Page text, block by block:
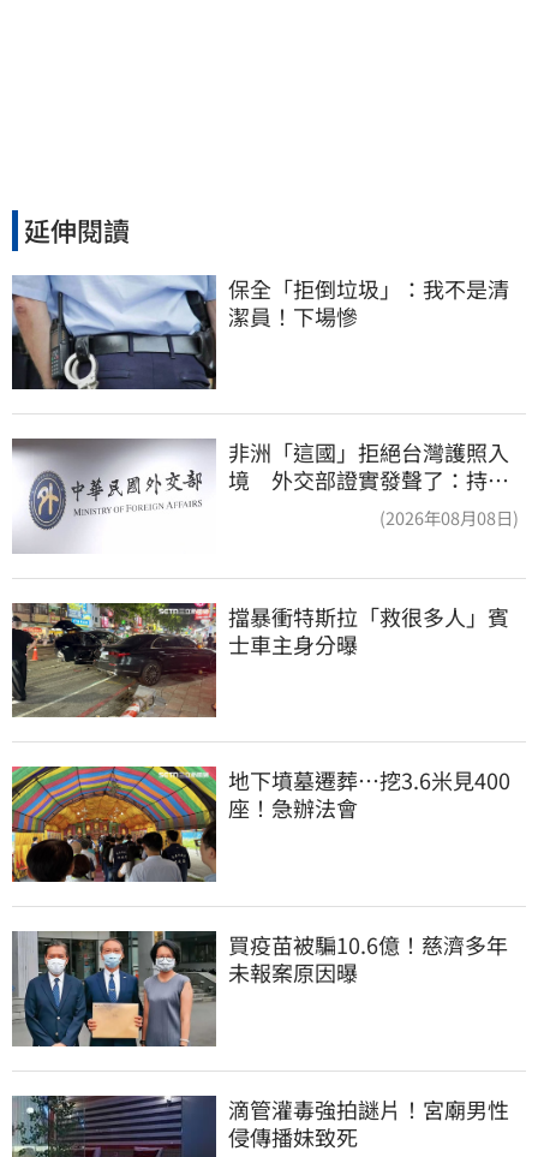
延伸閱讀
保全「拒倒垃圾」：我不是清
潔員！下場慘
非洲「這國」拒絕台灣護照入
境 外交部證實發聲了：持續
(2026年08月08日)
擋暴衝特斯拉「救很多人」賓
士車主身分曝
地下墳墓遷葬…挖3.6米見400
座！急辦法會
買疫苗被騙10.6億！慈濟多年
未報案原因曝
滴管灌毒強拍謎片！宮廟男性
侵傳播妹致死